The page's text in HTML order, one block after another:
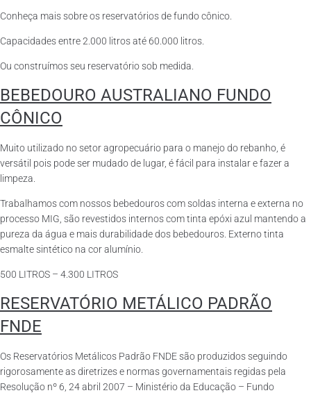
Conheça mais sobre os reservatórios de fundo cônico.
Capacidades entre 2.000 litros até 60.000 litros.
Ou construímos seu reservatório sob medida.
BEBEDOURO AUSTRALIANO FUNDO
CÔNICO
Muito utilizado no setor agropecuário para o manejo do rebanho, é
versátil pois pode ser mudado de lugar, é fácil para instalar e fazer a
limpeza.
Trabalhamos com nossos bebedouros com soldas interna e externa no
processo MIG, são revestidos internos com tinta epóxi azul mantendo a
pureza da água e mais durabilidade dos bebedouros. Externo tinta
esmalte sintético na cor alumínio.
500 LITROS – 4.300 LITROS
RESERVATÓRIO METÁLICO PADRÃO
FNDE
Os Reservatórios Metálicos Padrão FNDE são produzidos seguindo
rigorosamente as diretrizes e normas governamentais regidas pela
Resolução nº 6, 24 abril 2007 – Ministério da Educação – Fundo